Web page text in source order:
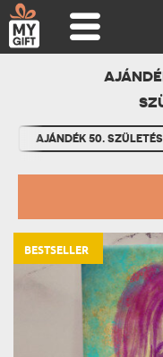
AJÁNDÉK 50.
BESTSELLER